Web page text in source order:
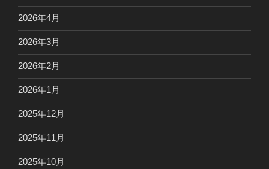
2026年4月
2026年3月
2026年2月
2026年1月
2025年12月
2025年11月
2025年10月